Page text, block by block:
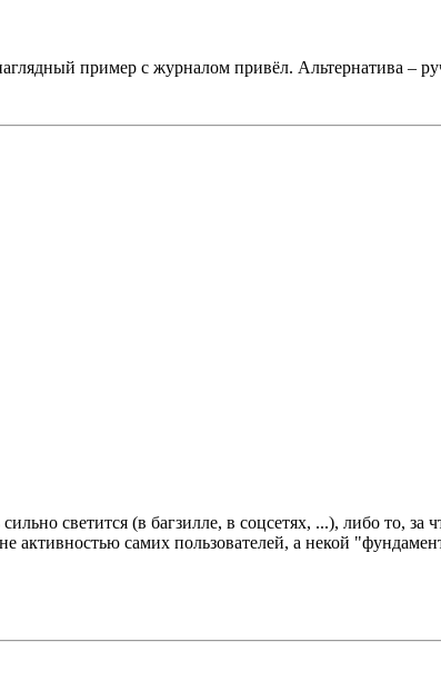
пример с журналом привёл. Альтернатива –
светится (в багзилле, в соцсетях, ...), либо то, за
активностью самих пользователей, а некой